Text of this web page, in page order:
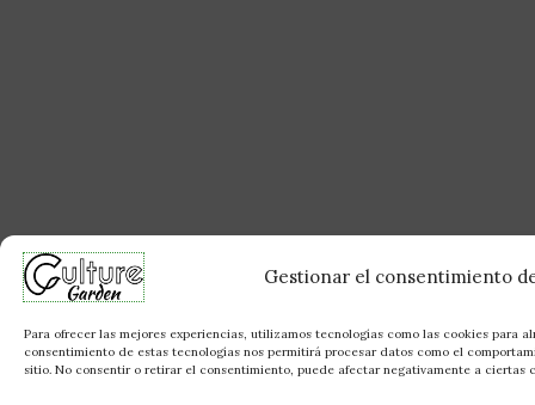
Gestionar el consentimiento
Para ofrecer las mejores experiencias, utilizamos tecnologías como las cookies para
consentimiento de estas tecnologías nos permitirá procesar datos como el
sitio. No consentir o retirar el consentimiento, puede afectar negativamente a ciertas